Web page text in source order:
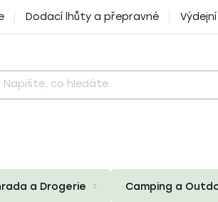
Dodací lhůty a přepravné
a Drogerie Camping a